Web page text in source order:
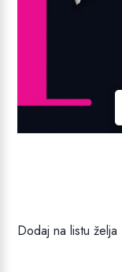
Dodaj na listu želja